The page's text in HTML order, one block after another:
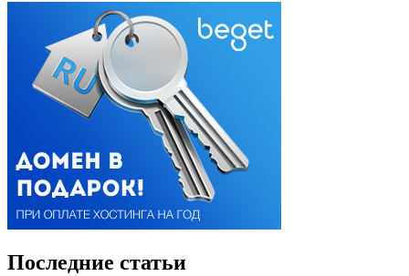
Последние статьи